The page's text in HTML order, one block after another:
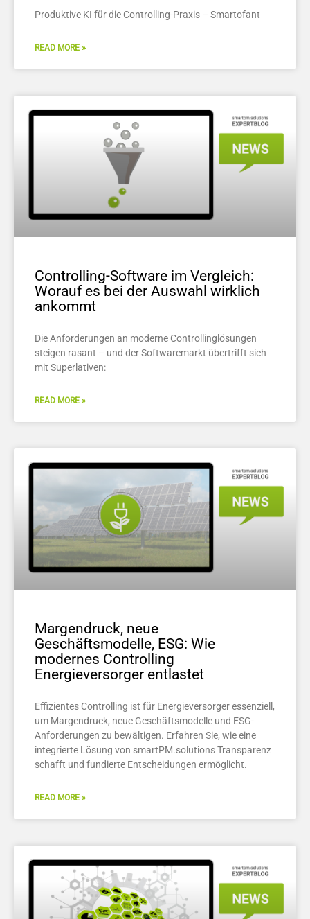
Produktive KI für die Controlling-Praxis – Smartofant
READ MORE »
Controlling-Software im Vergleich:
Worauf es bei der Auswahl wirklich
ankommt
Die Anforderungen an moderne Controllinglösungen
steigen rasant – und der Softwaremarkt übertrifft sich
mit Superlativen:
READ MORE »
Margendruck, neue
Geschäftsmodelle, ESG: Wie
modernes Controlling
Energieversorger entlastet
Effizientes Controlling ist für Energieversorger essenziell,
um Margendruck, neue Geschäftsmodelle und ESG-
Anforderungen zu bewältigen. Erfahren Sie, wie eine
integrierte Lösung von smartPM.solutions Transparenz
schafft und fundierte Entscheidungen ermöglicht.
READ MORE »